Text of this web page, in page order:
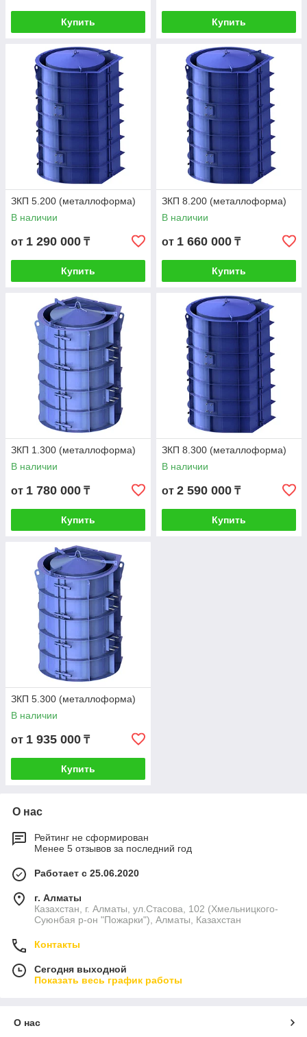
Купить Купить
ЗКП 5.200 (металлоформа)
В наличии
от 1 290 000 ₸
Купить
ЗКП 8.200 (металлоформа)
В наличии
от 1 660 000 ₸
Купить
ЗКП 1.300 (металлоформа)
В наличии
от 1 780 000 ₸
Купить
ЗКП 8.300 (металлоформа)
В наличии
от 2 590 000 ₸
Купить
ЗКП 5.300 (металлоформа)
В наличии
от 1 935 000 ₸
Купить
О нас
Рейтинг не сформирован
Менее 5 отзывов за последний год
Работает с 25.06.2020
г. Алматы
Казахстан, г. Алматы, ул.Стасова, 102 (Хмельницкого-
Суюнбая р-он "Пожарки"), Алматы, Казахстан
Контакты
Сегодня выходной
Показать весь график работы
О нас